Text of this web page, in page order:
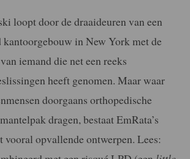
loopt door de draaideuren van een
in New York met de
iemand die net een reeks
heeft genomen. Maar waar
doorgaans orthopedische
dragen, bestaat EmRata’s
opvallende ontwerpen. Lees: